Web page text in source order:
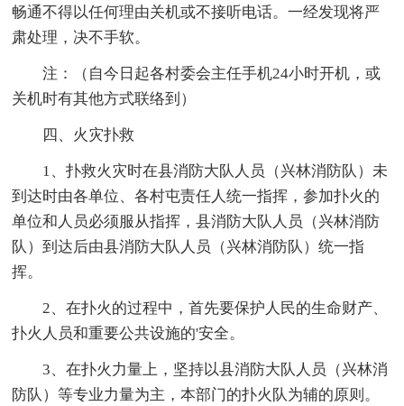
畅通不得以任何理由关机或不接听电话。一经发现将严
肃处理，决不手软。
注：（自今日起各村委会主任手机24小时开机，或
关机时有其他方式联络到）
四、火灾扑救
1、扑救火灾时在县消防大队人员（兴林消防队）未
到达时由各单位、各村屯责任人统一指挥，参加扑火的
单位和人员必须服从指挥，县消防大队人员（兴林消防
队）到达后由县消防大队人员（兴林消防队）统一指
挥。
2、在扑火的过程中，首先要保护人民的生命财产、
扑火人员和重要公共设施的'安全。
3、在扑火力量上，坚持以县消防大队人员（兴林消
防队）等专业力量为主，本部门的扑火队为辅的原则。